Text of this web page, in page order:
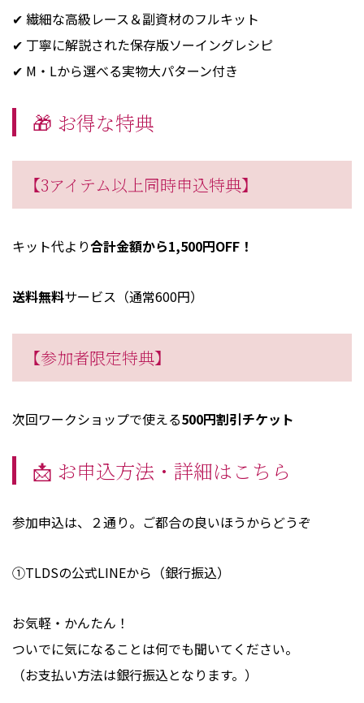
✔ 繊細な高級レース＆副資材のフルキット
✔ 丁寧に解説された保存版ソーイングレシピ
✔ M・Lから選べる実物大パターン付き
🎁 お得な特典
【3アイテム以上同時申込特典】
キット代より合計金額から1,500円OFF！
送料無料サービス（通常600円）
【参加者限定特典】
次回ワークショップで使える500円割引チケット
📩 お申込方法・詳細はこちら
参加申込は、２通り。ご都合の良いほうからどうぞ
①TLDSの公式LINEから（銀行振込）
お気軽・かんたん！
ついでに気になることは何でも聞いてください。
（お支払い方法は銀行振込となります。）